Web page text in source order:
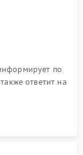
по
ответит на